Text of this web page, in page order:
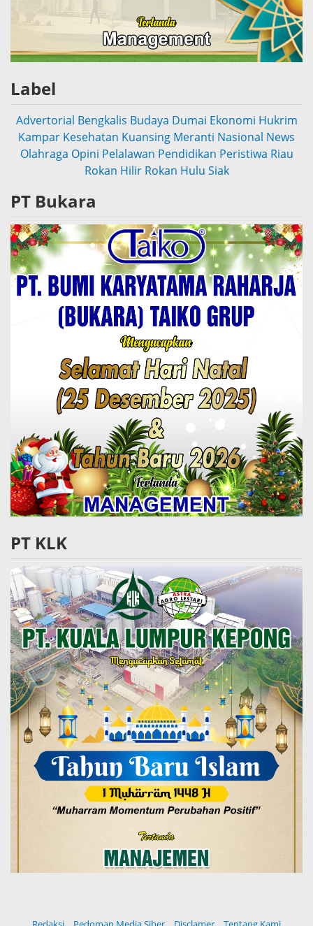
Label
Advertorial Bengkalis Budaya Dumai Ekonomi Hukrim
Kampar Kesehatan Kuansing Meranti Nasional News
Olahraga Opini Pelalawan Pendidikan Peristiwa Riau
Rokan Hilir Rokan Hulu Siak
PT Bukara
PT KLK